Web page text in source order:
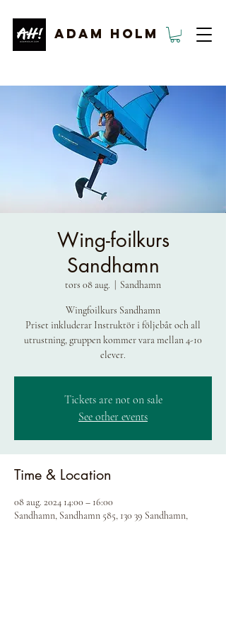
ADAM HOLM
Wing-foilkurs
Sandhamn
tors 08 aug. Sandhamn
Wingfoilkurs Sandhamn
Priset inkluderar Instruktör i följebåt och all
utrustning, gruppen kommer vara mellan 4-10
elever.
Tickets are not on sale
See other events
Time & Location
08 aug. 2024 14:00 – 16:00
Sandhamn, Sandhamn 585, 130 39 Sandhamn,